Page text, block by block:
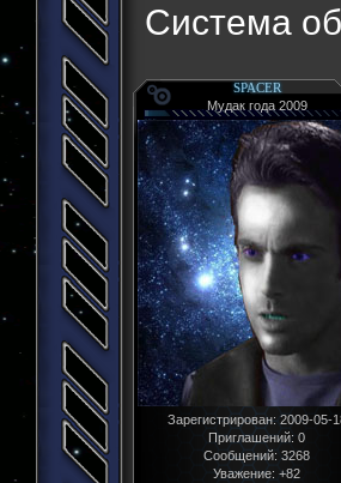
Система
SPACER
Мудак года 2009
Зарегистрирован: 2009-05-
Приглашений: 0
Сообщений: 3268
Уважение: +82